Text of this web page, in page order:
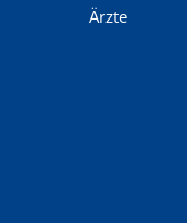
Ärzte